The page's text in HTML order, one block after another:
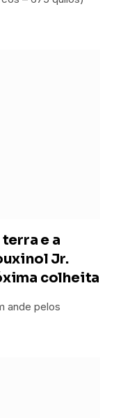
terra e a
Jr.
colheita
ande pelos